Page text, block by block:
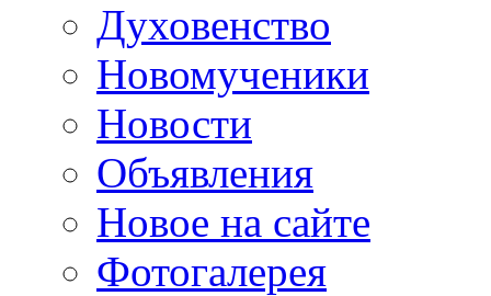
Духовенство
Новомученики
Новости
Объявления
Новое на сайте
Фотогалерея